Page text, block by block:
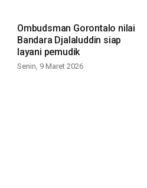
Ombudsman Gorontalo nilai
Bandara Djalaluddin siap
layani pemudik
Senin, 9 Maret 2026